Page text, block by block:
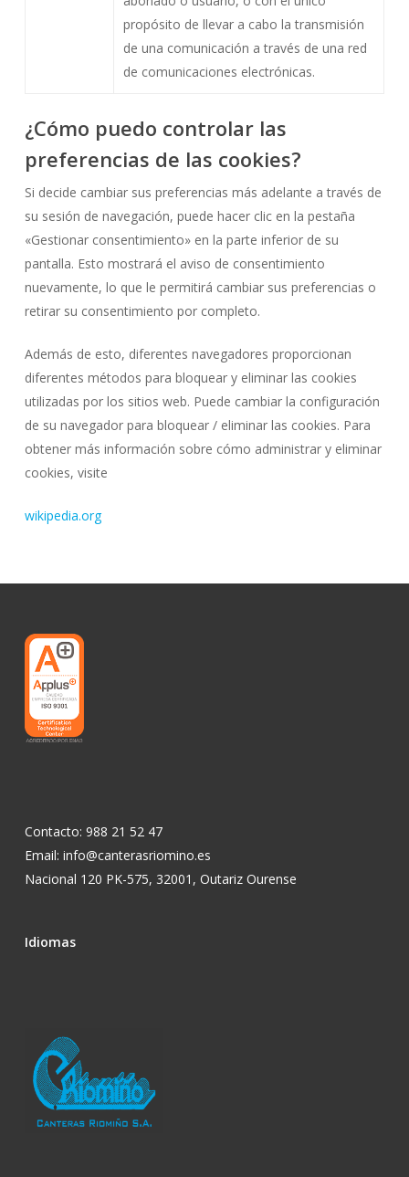
propósito de llevar a cabo la transmisión
de una comunicación a través de una red
de comunicaciones electrónicas.
¿Cómo puedo controlar las
preferencias de las cookies?
Si decide cambiar sus preferencias más adelante a través de
su sesión de navegación, puede hacer clic en la pestaña
«Gestionar consentimiento» en la parte inferior de su
pantalla. Esto mostrará el aviso de consentimiento
nuevamente, lo que le permitirá cambiar sus preferencias o
retirar su consentimiento por completo.
Además de esto, diferentes navegadores proporcionan
diferentes métodos para bloquear y eliminar las cookies
utilizadas por los sitios web. Puede cambiar la configuración
de su navegador para bloquear / eliminar las cookies. Para
obtener más información sobre cómo administrar y eliminar
cookies, visite
wikipedia.org
Contacto: 988 21 52 47
Email: info@canterasriomino.es
Nacional 120 PK-575, 32001, Outariz Ourense
Idiomas